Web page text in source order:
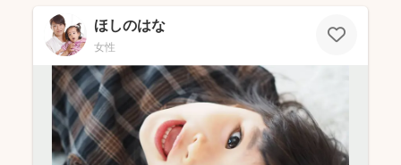
ほしのはな
女性